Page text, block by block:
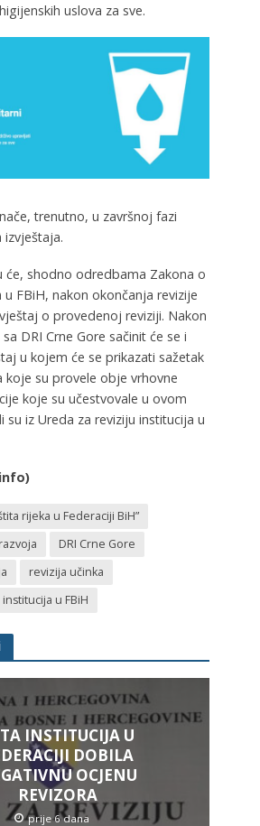
uslova za sve.
trenutno, u završnoj fazi
će, shodno odredbama Zakona o
u FBiH, nakon okončanja revizije
o provedenoj reviziji. Nakon
DRI Crne Gore sačinit će se i
u kojem će se prikazati sažetak
koje su provele obje vrhovne
koje su učestvovale u ovom
su iz Ureda za reviziju institucija u
rijeka u Federaciji BiH”
DRI Crne Gore
revizija učinka
u FBiH
INSTITUCIJA U
DOBILA
OCJENU
REVIZORA
prije 6 dana